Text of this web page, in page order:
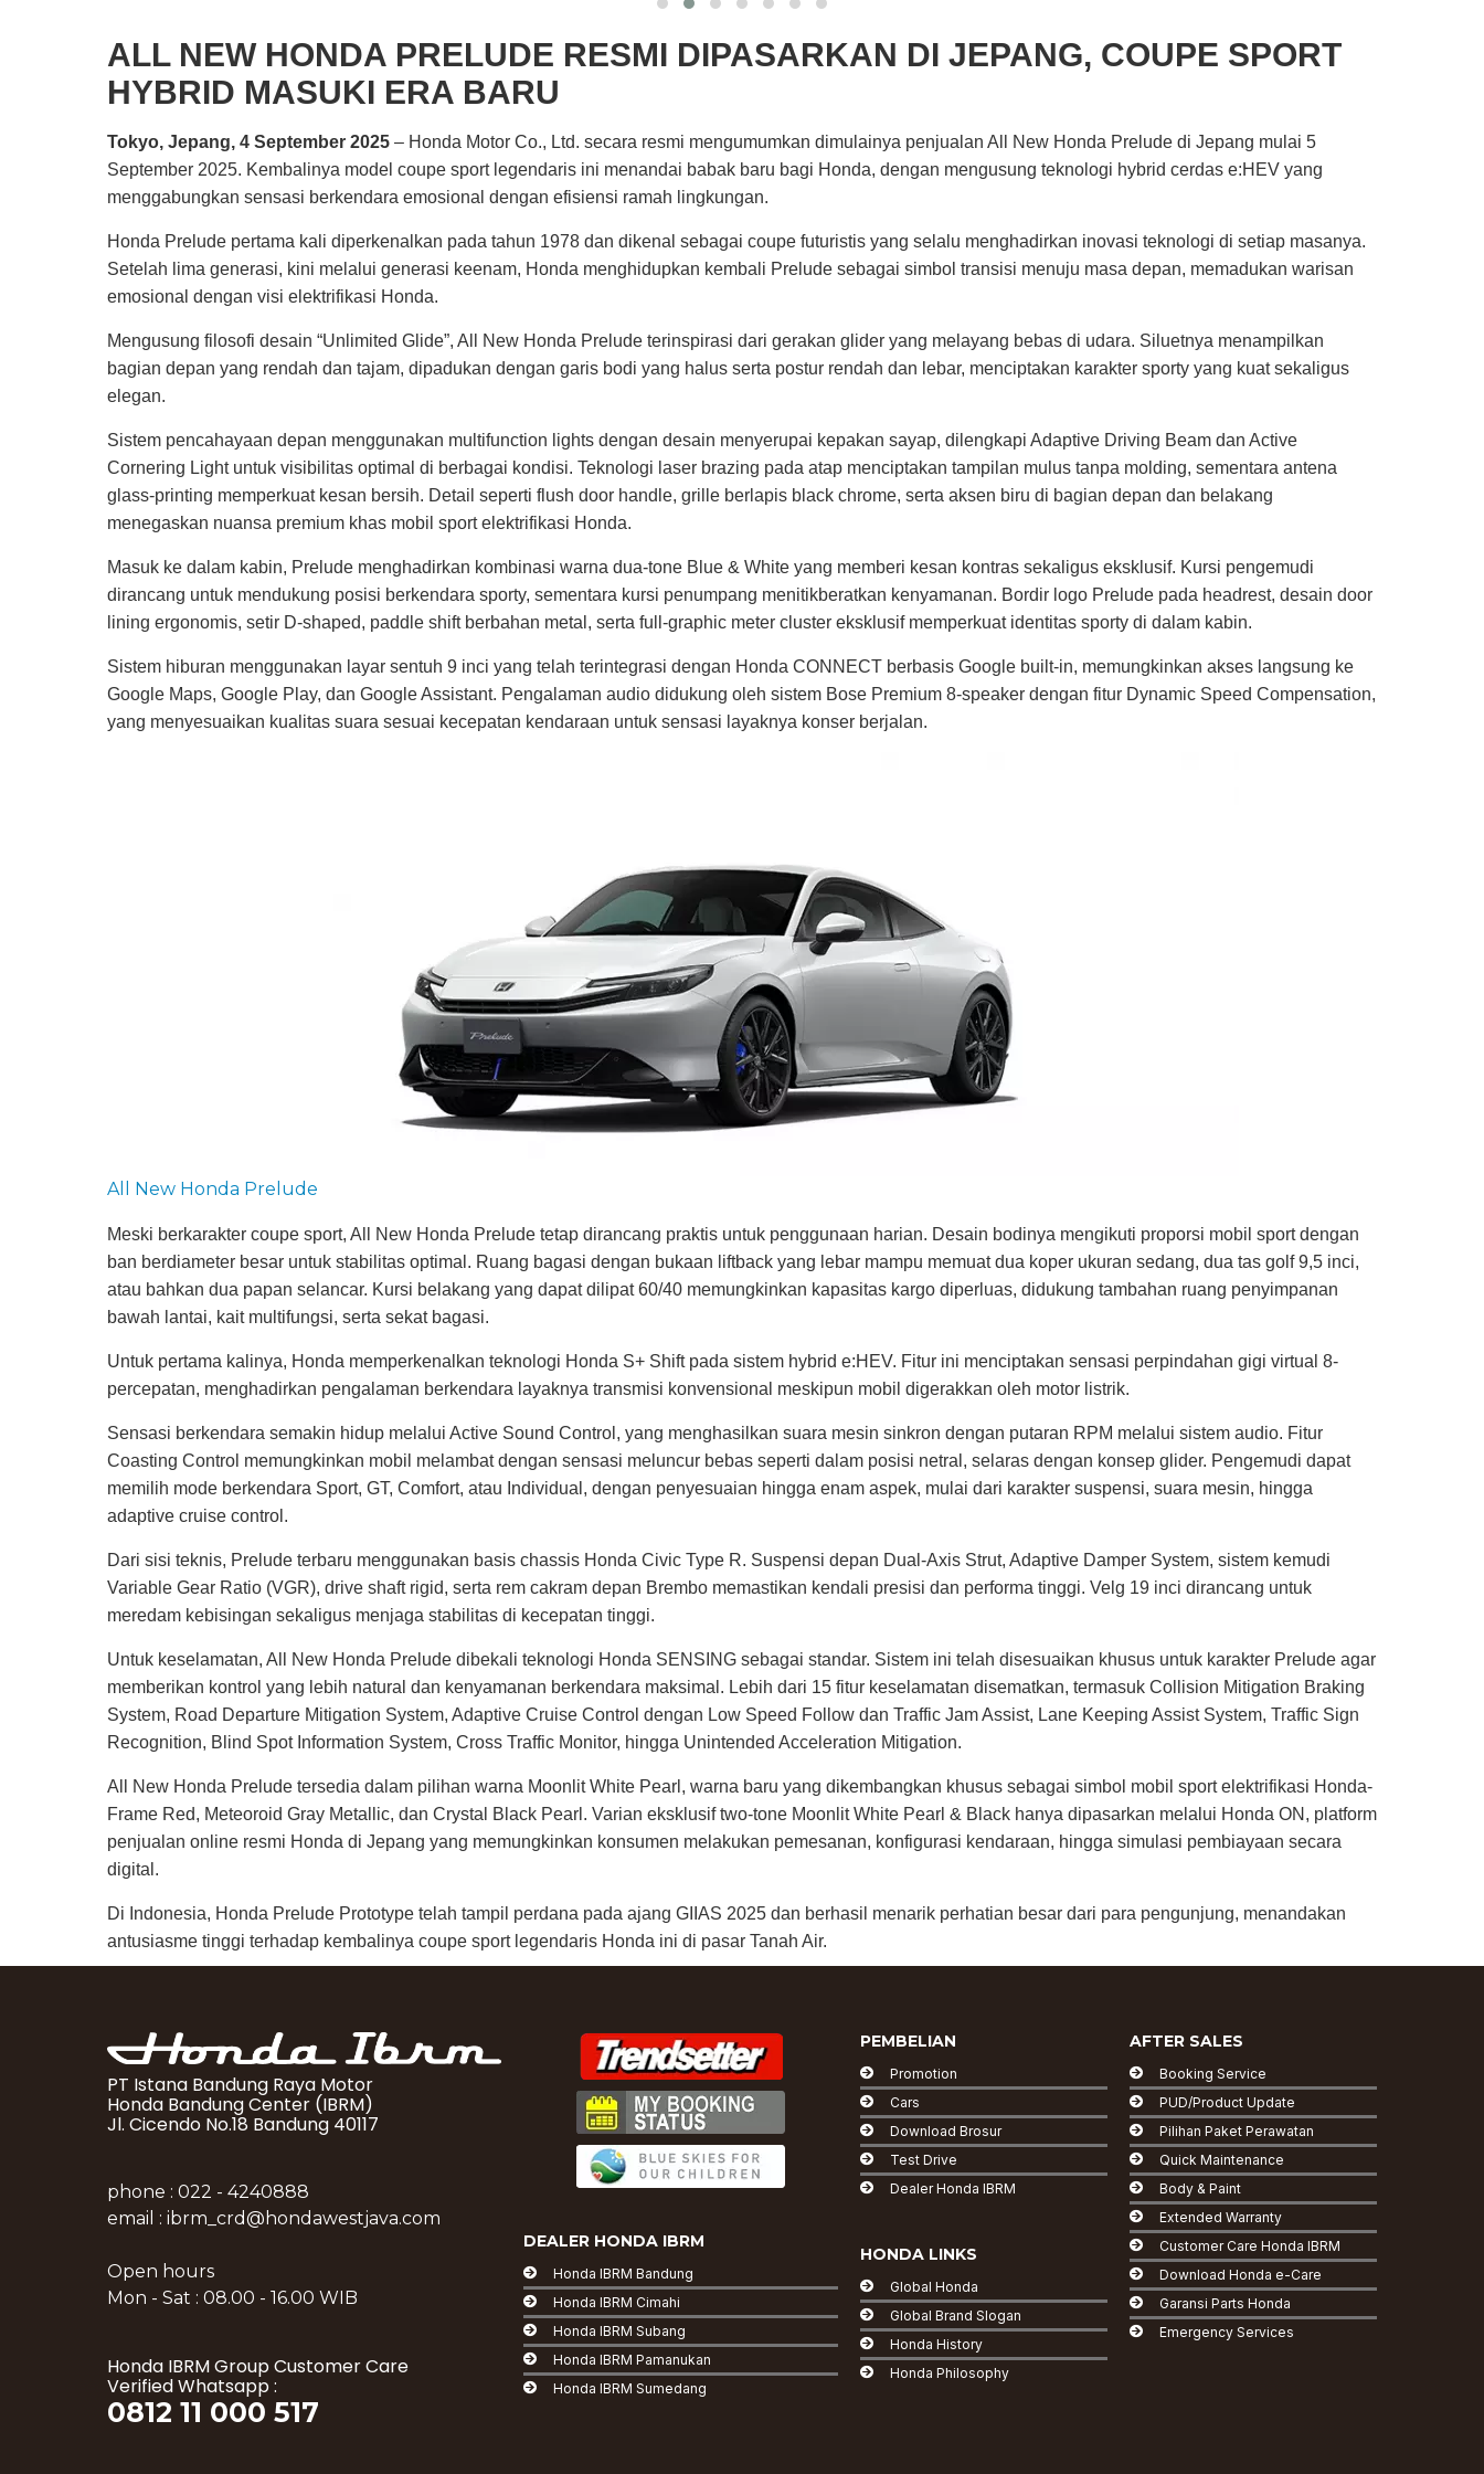
ALL NEW HONDA PRELUDE RESMI DIPASARKAN DI JEPANG, COUPE SPORT
HYBRID MASUKI ERA BARU
Tokyo, Jepang, 4 September 2025 – Honda Motor Co., Ltd. secara resmi mengumumkan dimulainya penjualan All New Honda Prelude di Jepang mulai 5
September 2025. Kembalinya model coupe sport legendaris ini menandai babak baru bagi Honda, dengan mengusung teknologi hybrid cerdas e:HEV yang
menggabungkan sensasi berkendara emosional dengan efisiensi ramah lingkungan.
Honda Prelude pertama kali diperkenalkan pada tahun 1978 dan dikenal sebagai coupe futuristis yang selalu menghadirkan inovasi teknologi di setiap masanya.
Setelah lima generasi, kini melalui generasi keenam, Honda menghidupkan kembali Prelude sebagai simbol transisi menuju masa depan, memadukan warisan
emosional dengan visi elektrifikasi Honda.
Mengusung filosofi desain “Unlimited Glide”, All New Honda Prelude terinspirasi dari gerakan glider yang melayang bebas di udara. Siluetnya menampilkan
bagian depan yang rendah dan tajam, dipadukan dengan garis bodi yang halus serta postur rendah dan lebar, menciptakan karakter sporty yang kuat sekaligus
elegan.
Sistem pencahayaan depan menggunakan multifunction lights dengan desain menyerupai kepakan sayap, dilengkapi Adaptive Driving Beam dan Active
Cornering Light untuk visibilitas optimal di berbagai kondisi. Teknologi laser brazing pada atap menciptakan tampilan mulus tanpa molding, sementara antena
glass-printing memperkuat kesan bersih. Detail seperti flush door handle, grille berlapis black chrome, serta aksen biru di bagian depan dan belakang
menegaskan nuansa premium khas mobil sport elektrifikasi Honda.
Masuk ke dalam kabin, Prelude menghadirkan kombinasi warna dua-tone Blue & White yang memberi kesan kontras sekaligus eksklusif. Kursi pengemudi
dirancang untuk mendukung posisi berkendara sporty, sementara kursi penumpang menitikberatkan kenyamanan. Bordir logo Prelude pada headrest, desain door
lining ergonomis, setir D-shaped, paddle shift berbahan metal, serta full-graphic meter cluster eksklusif memperkuat identitas sporty di dalam kabin.
Sistem hiburan menggunakan layar sentuh 9 inci yang telah terintegrasi dengan Honda CONNECT berbasis Google built-in, memungkinkan akses langsung ke
Google Maps, Google Play, dan Google Assistant. Pengalaman audio didukung oleh sistem Bose Premium 8-speaker dengan fitur Dynamic Speed Compensation,
yang menyesuaikan kualitas suara sesuai kecepatan kendaraan untuk sensasi layaknya konser berjalan.
All New Honda Prelude
Meski berkarakter coupe sport, All New Honda Prelude tetap dirancang praktis untuk penggunaan harian. Desain bodinya mengikuti proporsi mobil sport dengan
ban berdiameter besar untuk stabilitas optimal. Ruang bagasi dengan bukaan liftback yang lebar mampu memuat dua koper ukuran sedang, dua tas golf 9,5 inci,
atau bahkan dua papan selancar. Kursi belakang yang dapat dilipat 60/40 memungkinkan kapasitas kargo diperluas, didukung tambahan ruang penyimpanan
bawah lantai, kait multifungsi, serta sekat bagasi.
Untuk pertama kalinya, Honda memperkenalkan teknologi Honda S+ Shift pada sistem hybrid e:HEV. Fitur ini menciptakan sensasi perpindahan gigi virtual 8-
percepatan, menghadirkan pengalaman berkendara layaknya transmisi konvensional meskipun mobil digerakkan oleh motor listrik.
Sensasi berkendara semakin hidup melalui Active Sound Control, yang menghasilkan suara mesin sinkron dengan putaran RPM melalui sistem audio. Fitur
Coasting Control memungkinkan mobil melambat dengan sensasi meluncur bebas seperti dalam posisi netral, selaras dengan konsep glider. Pengemudi dapat
memilih mode berkendara Sport, GT, Comfort, atau Individual, dengan penyesuaian hingga enam aspek, mulai dari karakter suspensi, suara mesin, hingga
adaptive cruise control.
Dari sisi teknis, Prelude terbaru menggunakan basis chassis Honda Civic Type R. Suspensi depan Dual-Axis Strut, Adaptive Damper System, sistem kemudi
Variable Gear Ratio (VGR), drive shaft rigid, serta rem cakram depan Brembo memastikan kendali presisi dan performa tinggi. Velg 19 inci dirancang untuk
meredam kebisingan sekaligus menjaga stabilitas di kecepatan tinggi.
Untuk keselamatan, All New Honda Prelude dibekali teknologi Honda SENSING sebagai standar. Sistem ini telah disesuaikan khusus untuk karakter Prelude agar
memberikan kontrol yang lebih natural dan kenyamanan berkendara maksimal. Lebih dari 15 fitur keselamatan disematkan, termasuk Collision Mitigation Braking
System, Road Departure Mitigation System, Adaptive Cruise Control dengan Low Speed Follow dan Traffic Jam Assist, Lane Keeping Assist System, Traffic Sign
Recognition, Blind Spot Information System, Cross Traffic Monitor, hingga Unintended Acceleration Mitigation.
All New Honda Prelude tersedia dalam pilihan warna Moonlit White Pearl, warna baru yang dikembangkan khusus sebagai simbol mobil sport elektrifikasi Honda-
Frame Red, Meteoroid Gray Metallic, dan Crystal Black Pearl. Varian eksklusif two-tone Moonlit White Pearl & Black hanya dipasarkan melalui Honda ON, platform
penjualan online resmi Honda di Jepang yang memungkinkan konsumen melakukan pemesanan, konfigurasi kendaraan, hingga simulasi pembiayaan secara
digital.
Di Indonesia, Honda Prelude Prototype telah tampil perdana pada ajang GIIAS 2025 dan berhasil menarik perhatian besar dari para pengunjung, menandakan
antusiasme tinggi terhadap kembalinya coupe sport legendaris Honda ini di pasar Tanah Air.
PT Istana Bandung Raya Motor
Honda Bandung Center (IBRM)
Jl. Cicendo No.18 Bandung 40117
phone : 022 - 4240888
email : ibrm_crd@hondawestjava.com
Open hours
Mon - Sat : 08.00 - 16.00 WIB
Honda IBRM Group Customer Care
Verified Whatsapp :
0812 11 000 517
DEALER HONDA IBRM
Honda IBRM Bandung
Honda IBRM Cimahi
Honda IBRM Subang
Honda IBRM Pamanukan
Honda IBRM Sumedang
PEMBELIAN
Promotion
Cars
Download Brosur
Test Drive
Dealer Honda IBRM
HONDA LINKS
Global Honda
Global Brand Slogan
Honda History
Honda Philosophy
AFTER SALES
Booking Service
PUD/Product Update
Pilihan Paket Perawatan
Quick Maintenance
Body & Paint
Extended Warranty
Customer Care Honda IBRM
Download Honda e-Care
Garansi Parts Honda
Emergency Services